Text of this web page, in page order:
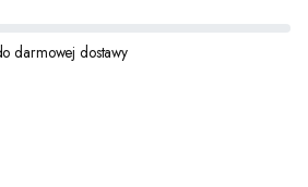
darmowej dostawy